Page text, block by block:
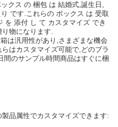
クス の 梱包 は 結婚式,誕生日,
です.これらの ボックス は 受取
を 添付 し て カスタマイズ でき
物になります.
は汎用性があり,さまざまな機会
はカスタマイズ可能で,どのブラ
間のサンプル時間商品はすぐに梱
品属性でカスタマイズできます: